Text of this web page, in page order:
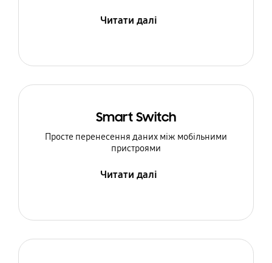
Читати далі
Smart Switch
Просте перенесення даних між мобільними
пристроями
Читати далі